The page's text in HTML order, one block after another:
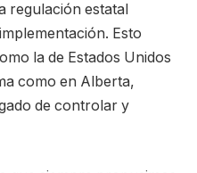
regulación estatal
Esto
la de Estados Unidos
como en Alberta,
de controlar y